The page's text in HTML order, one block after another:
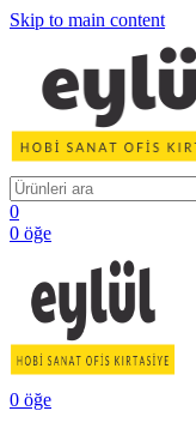
Skip to main content
0
0 öğe
0 öğe